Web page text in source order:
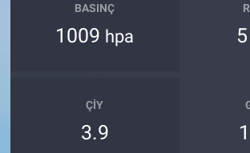
BASINÇ
1009 hpa 5
ÇIY
3.9